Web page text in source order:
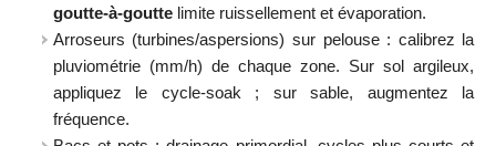
goutte-à-gouttelimite ruissellement et évaporation.
Arroseurs (turbines/aspersions) sur pelouse : calibrez la
pluviométrie (mm/h) de chaque zone. Sur sol argileux,
appliquez le cycle-soak ; sur sable, augmentez la
fréquence.